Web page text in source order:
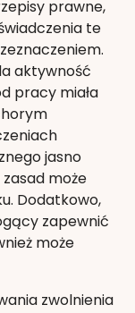
prawne,
te
aktywność
pracy miała
jasno
może
Dodatkowo,
zapewnić
może
zwolnienia